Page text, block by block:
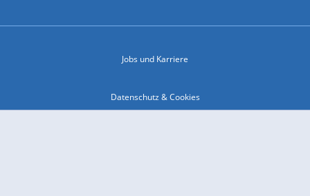
Jobs und Karriere
Datenschutz & Cookies